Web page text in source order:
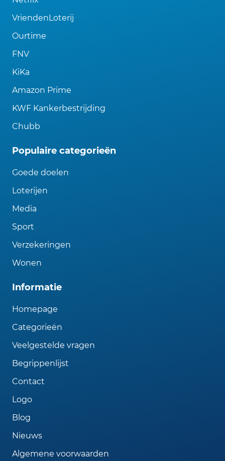
VriendenLoterij
Ourtime
FNV
KiKa
Amazon Prime
KWF Kankerbestrijding
Chubb
Populaire categorieën
Goede doelen
Loterijen
Media
Sport
Verzekeringen
Wonen
Informatie
Homepage
Categorieën
Veelgestelde vragen
Begrippenlijst
Contact
Logo
Blog
Nieuws
Algemene voorwaarden